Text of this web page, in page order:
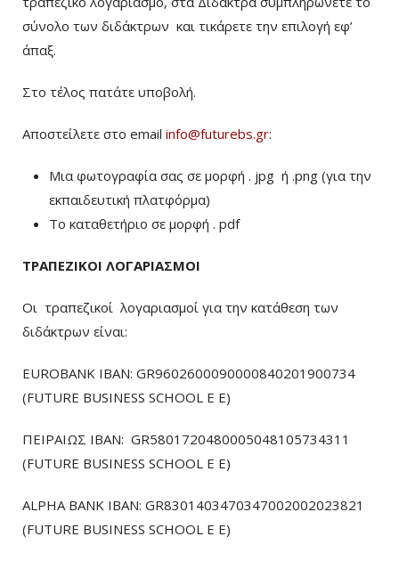
σύνολο των διδάκτρων και τικάρετε την επιλογή εφ’
άπαξ.
Στο τέλος πατάτε υποβολή.
Αποστείλετε στο email info@futurebs.gr:
Μια φωτογραφία σας σε μορφή . jpg ή .png (για την
εκπαιδευτική πλατφόρμα)
To καταθετήριο σε μορφή . pdf
ΤΡΑΠΕΖΙΚΟΙ ΛΟΓΑΡΙΑΣΜΟΙ
Οι τραπεζικοί λογαριασμοί για την κατάθεση των
διδάκτρων είναι:
EUROBANK IBAN: GR9602600090000840201900734
(FUTURE BUSINESS SCHOOL E E)
ΠΕΙΡΑΙΩΣ ΙΒΑΝ: GR5801720480005048105734311
(FUTURE BUSINESS SCHOOL E E)
ALPHA BANK IBAN: GR8301403470347002002023821
(FUTURE BUSINESS SCHOOL E E)